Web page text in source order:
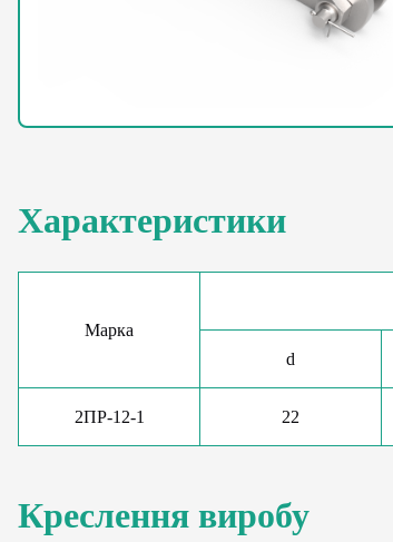
Характеристики
Марка
d
2ПР-12-1 22
Креслення виробу